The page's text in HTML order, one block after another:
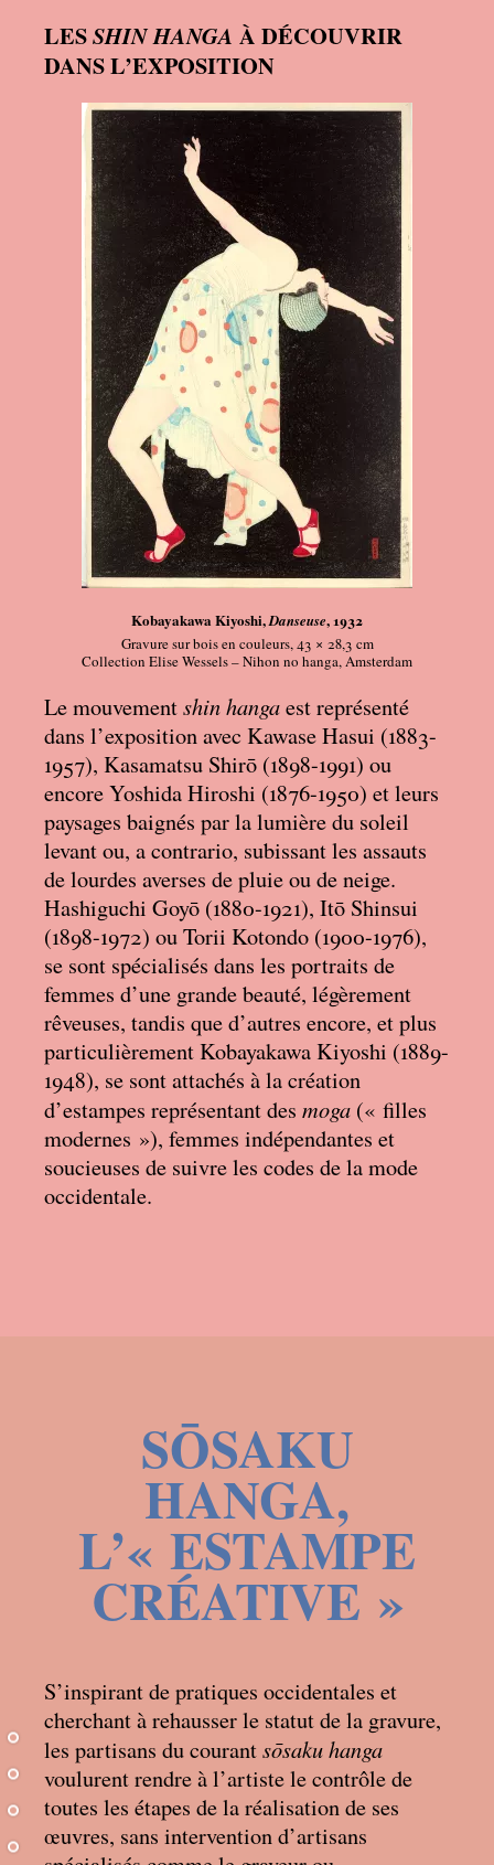
LESSHIN HANGA À DÉCOUVRIR
DANS L’EXPOSITION
Kobayakawa Kiyoshi,Danseuse, 1932
Gravure sur bois en couleurs, 43 × 28,3 cm
Collection Elise Wessels – Nihon no hanga, Amsterdam
Le mouvementshin hangaest représenté
dans l’exposition avec Kawase Hasui (1883-
1957), Kasamatsu Shirō (1898-1991) ou
encore Yoshida Hiroshi (1876-1950) et leurs
paysages baignés par la lumière du soleil
levant ou, a contrario, subissant les assauts
de lourdes averses de pluie ou de neige.
Hashiguchi Goyō (1880-1921), Itō Shinsui
(1898-1972) ou Torii Kotondo (1900-1976),
se sont spécialisés dans les portraits de
femmes d’une grande beauté, légèrement
rêveuses, tandis que d’autres encore, et plus
particulièrement Kobayakawa Kiyoshi (1889-
1948), se sont attachés à la création
d’estampes représentant des moga (« filles
modernes »), femmes indépendantes et
soucieuses de suivre les codes de la mode
occidentale.
SŌSAKU
HANGA,
L’« ESTAMPE
CRÉATIVE »
S’inspirant de pratiques occidentales et
cherchant à rehausser le statut de la gravure,
les partisans du courantsōsaku hanga
voulurent rendre à l’artiste le contrôle de
toutes les étapes de la réalisation de ses
œuvres, sans intervention d’artisans